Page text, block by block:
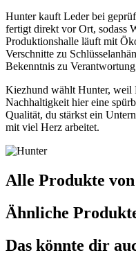
Hunter kauft Leder bei
fertigt direkt vor Ort, sodass
Produktionshalle läuft mit
Verschnitte zu
Bekenntnis zu
Kiezhund wählt Hunter, weil
Nachhaltigkeit hier eine
Qualität, du stärkst ein
mit viel Herz arbeitet.
Alle Produkte von
Ähnliche
Das könnte dir